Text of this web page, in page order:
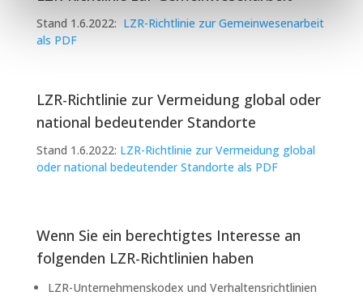
Stand 1.6.2022: LZR-Richtlinie zur Gemeinwesenarbeit
als PDF
LZR-Richtlinie zur Vermeidung global oder
national bedeutender Standorte
Stand 1.6.2022: LZR-Richtlinie zur Vermeidung global
oder national bedeutender Standorte als PDF
Wenn Sie ein berechtigtes Interesse an
folgenden LZR-Richtlinien haben
LZR-Unternehmenskodex und Verhaltensrichtlinien